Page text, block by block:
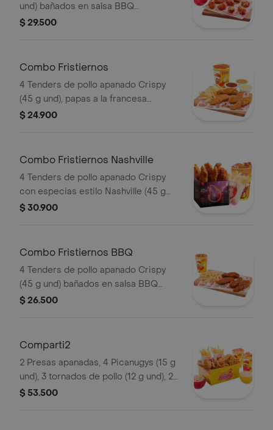
und) bañados en salsa BBQ
ligeramente picante, papas a la
(325 ml)
$ 29.500
Combo Fristiernos
4 Tenders de pollo apanado Crispy
(45 g und), papas a la francesa
mediana (60 g) y gaseosa (325 ml)
$ 24.900
Combo Fristiernos Nashville
4 Tenders de pollo apanado Crispy
con especias estilo Nashville (45 g
und), sirope de miel picante, papas a
$ 30.900
Combo Fristiernos BBQ
4 Tenders de pollo apanado Crispy
(45 g und) bañados en salsa BBQ
ligeramente picante, papas a la
$ 26.500
Comparti2
2 Presas apanadas, 4 Picanugys (15 g
und), 3 tornados de pollo (12 g und), 2
porciones de papas francesas
$ 53.500